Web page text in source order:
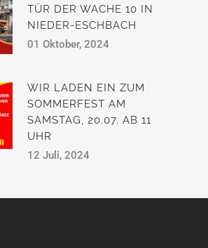
TÜR DER WACHE 10 IN
NIEDER-ESCHBACH
01 Oktober, 2024
WIR LADEN EIN ZUM
SOMMERFEST AM
SAMSTAG, 20.07. AB 11
UHR
12 Juli, 2024